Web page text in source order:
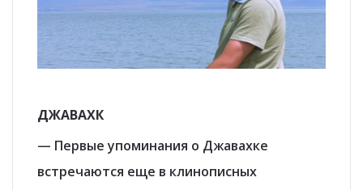
ДЖАВАХК
— Первые упоминания о Джавахке
встречаются еще в клинописных